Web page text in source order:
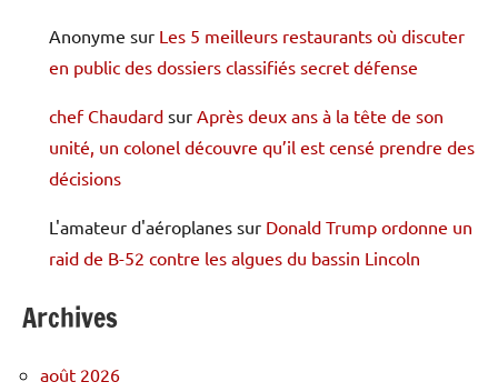
Anonyme sur Les 5 meilleurs restaurants où discuter
en public des dossiers classifiés secret défense
chef Chaudard sur Après deux ans à la tête de son
unité, un colonel découvre qu’il est censé prendre des
décisions
L'amateur d'aéroplanes sur Donald Trump ordonne un
raid de B-52 contre les algues du bassin Lincoln
Archives
août 2026